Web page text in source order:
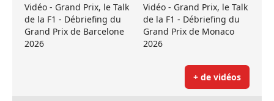
Vidéo - Grand Prix, le Talk
de la F1 - Débriefing du
Grand Prix de Barcelone
2026
Vidéo - Grand Prix, le Talk
de la F1 - Débriefing du
Grand Prix de Monaco
2026
+ de vidéos